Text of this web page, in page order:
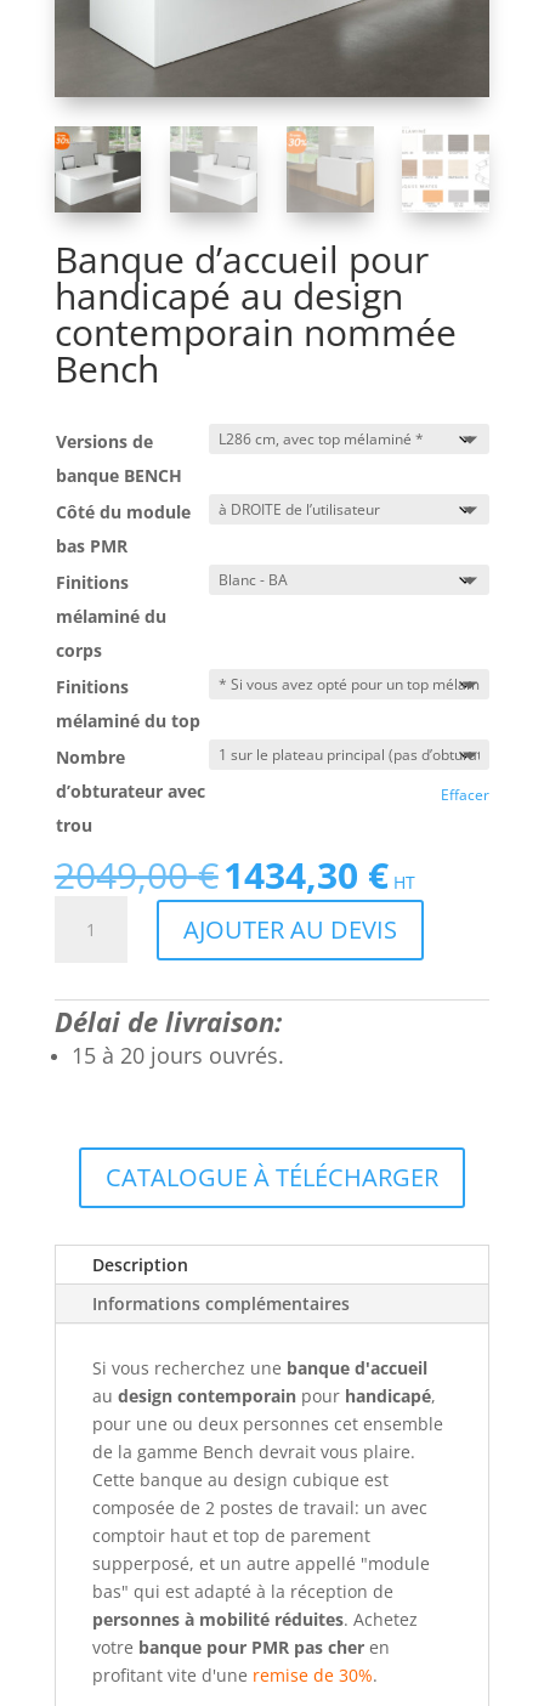
Banque d’accueil pour
handicapé au design
contemporain nommée
Bench
Versions de
banque BENCH
Côté du module
bas PMR
Finitions
mélaminé du
corps
Finitions
mélaminé du top
Nombre
d’obturateur avec
trou
Effacer
2049,00€ Le
prix
initial
était :
1434,30 €Le
prix
actuel
est :
HT
pour
handicapé
AJOUTER AU DEVIS
Délai de livraison:
15 à 20 jours ouvrés.
CATALOGUE À TÉLÉCHARGER
Description
Informations complémentaires
Si vous recherchez une banque d'accueil
au design contemporain pourhandicapé,
pour une ou deux personnes cet ensemble
de la gamme Bench devrait vous plaire.
Cette banque au design cubique est
composée de 2 postes de travail: un avec
comptoir haut et top de parement
supperposé, et un autre appellé "module
bas" qui est adapté à la réception de
personnes à mobilité réduites. Achetez
votre banque pour PMR pas cheren
profitant vite d'une remise de 30%.